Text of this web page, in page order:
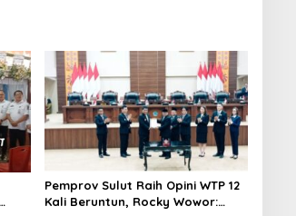
Pemprov Sulut Raih Opini WTP 12
Kali Beruntun, Rocky Wowor: